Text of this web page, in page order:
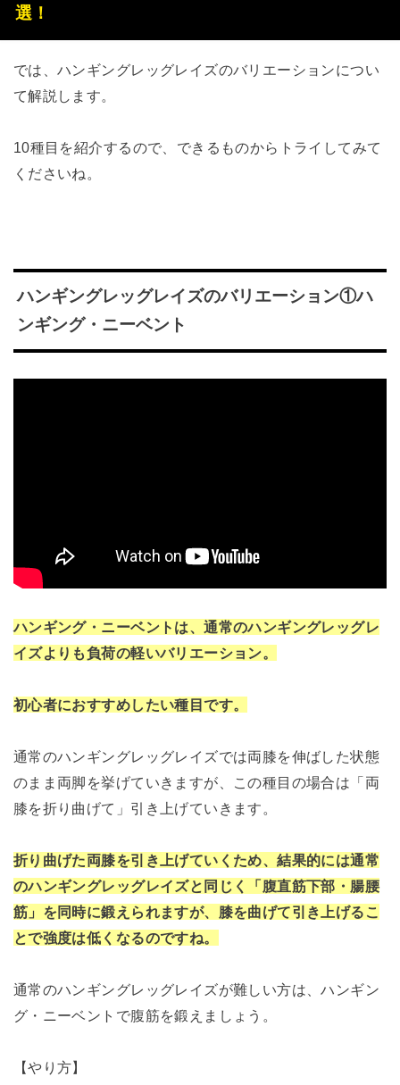
選！
では、ハンギングレッグレイズのバリエーションについ
て解説します。
10種目を紹介するので、できるものからトライしてみて
くださいね。
ハンギングレッグレイズのバリエーション①ハ
ンギング・ニーベント
ハンギング・ニーベントは、通常のハンギングレッグレ
イズよりも負荷の軽いバリエーション。
初心者におすすめしたい種目です。
通常のハンギングレッグレイズでは両膝を伸ばした状態
のまま両脚を挙げていきますが、この種目の場合は「両
膝を折り曲げて」引き上げていきます。
折り曲げた両膝を引き上げていくため、結果的には通常
のハンギングレッグレイズと同じく「腹直筋下部・腸腰
筋」を同時に鍛えられますが、膝を曲げて引き上げるこ
とで強度は低くなるのですね。
通常のハンギングレッグレイズが難しい方は、ハンギン
グ・ニーベントで腹筋を鍛えましょう。
【やり方】